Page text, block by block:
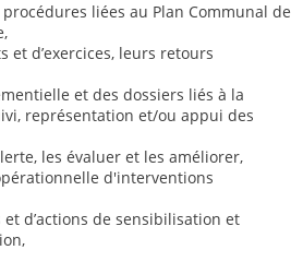
liées au Plan Communal de
et d’exercices, leurs retours
et des dossiers liés à la
représentation et/ou appui des
les évaluer et les améliorer,
d'interventions
d’actions de sensibilisation et